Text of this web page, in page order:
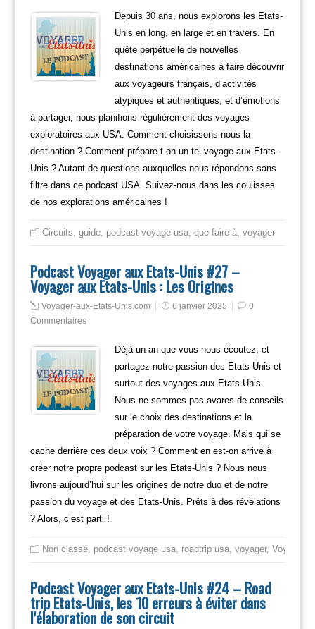
Depuis 30 ans, nous explorons les Etats-
Unis en long, en large et en travers. En
quête perpétuelle de nouvelles
destinations américaines à faire découvrir
aux voyageurs français, d’activités
atypiques et authentiques, et d’émotions
à partager, nous planifions régulièrement des voyages
exploratoires aux USA. Comment choisissons-nous la
destination ? Comment prépare-t-on un tel voyage aux Etats-
Unis ? Autant de questions auxquelles nous répondons sans
filtre dans ce podcast USA. Suivez-nous dans les coulisses
de nos explorations américaines !
Circuits guide, podcast voyage usa, que faire à, voyager
Podcast Voyager aux Etats-Unis #27 –
Voyager aux Etats-Unis : Les Origines
Voyager-aux-Etats-Unis.com 6 janvier 2025
0
Commentaires
Déjà un an que vous nous écoutez, et
partagez notre passion des Etats-Unis et
surtout des voyages aux Etats-Unis.
Nous ne sommes pas avares de conseils
sur le choix des destinations et la
préparation de votre voyage. Mais qui se
cache derrière ces deux voix ? Comment en est-on arrivé à
créer notre propre podcast sur les Etats-Unis ? Nous nous
livrons aujourd’hui sur les origines de notre duo et de notre
passion du voyage et des Etats-Unis. Prêts à des révélations
? Alors, c’est parti !
Non classé, podcast voyage usa, roadtrip usa, voyager, Voyager
Podcast Voyager aux Etats-Unis #24 – Road
trip Etats-Unis, les 10 erreurs à éviter dans
l’élaboration de son circuit